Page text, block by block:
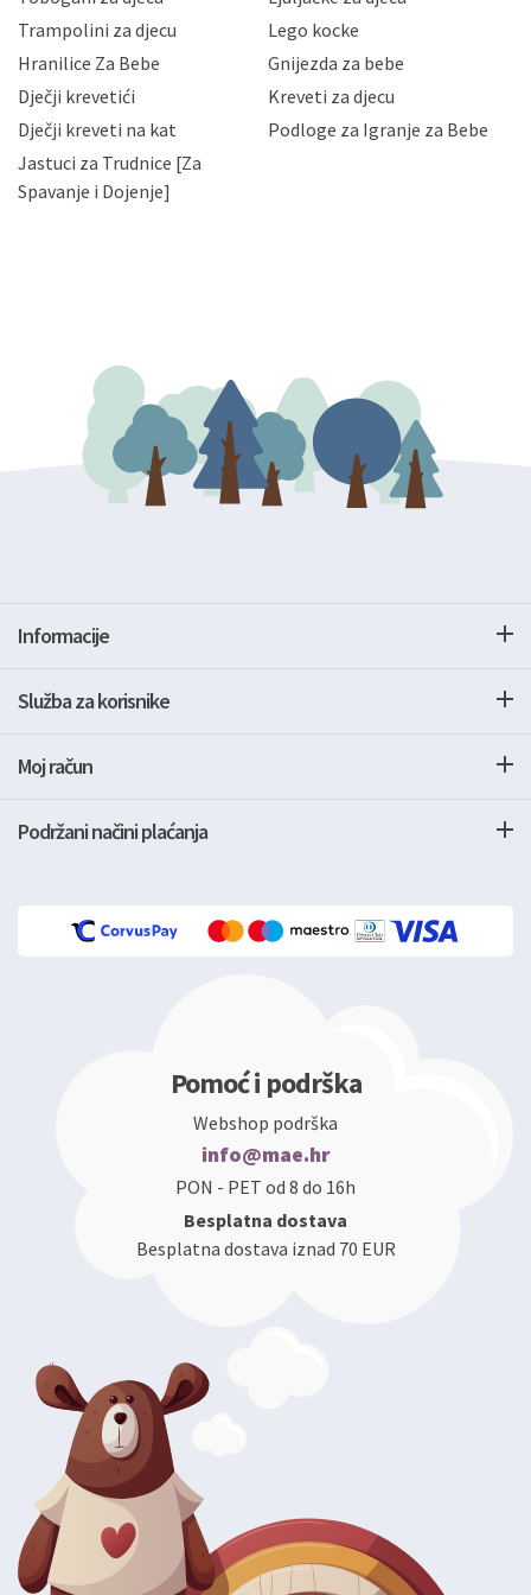
zaposlenicima kojima su isti potrebni radi provedbe
slučajevima koji su dozvoljeni zakonima. Napominjemo
da možete u svako doba, u potpunosti ili djelomice,
zatražiti prestanak aktivnosti obrade Vaših osobnih
podataka. Opoziv privole možete podnijeti poštom na
gore navedenu adresu ili e-mailom na adresu:
Trampolini za djecu
Lego kocke
Hranilice Za Bebe
Gnijezda za bebe
Dječji krevetići
Kreveti za djecu
Dječji kreveti na kat
Podloge za Igranje za Bebe
Jastuci za Trudnice [Za
Spavanje i Dojenje]
Informacije
Služba za korisnike
Moj račun
Podržani načini plaćanja
Pomoć i podrška
Webshop podrška
info@mae.hr
PON - PET od 8 do 16h
Besplatna dostava
Besplatna dostava iznad 70 EUR